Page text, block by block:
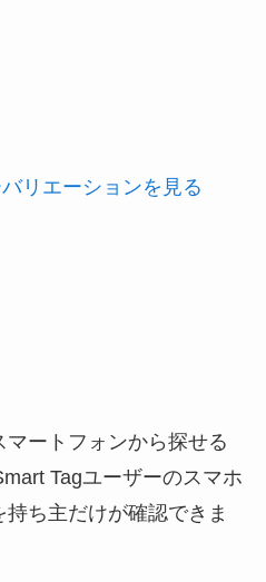
リエーションを見る
ートフォンから探せる
Tagユーザーのスマホ
ち主だけが確認できま